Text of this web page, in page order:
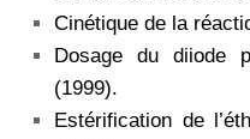
Cinétique de la
Dosage du diiode
(1999).
Estérification de